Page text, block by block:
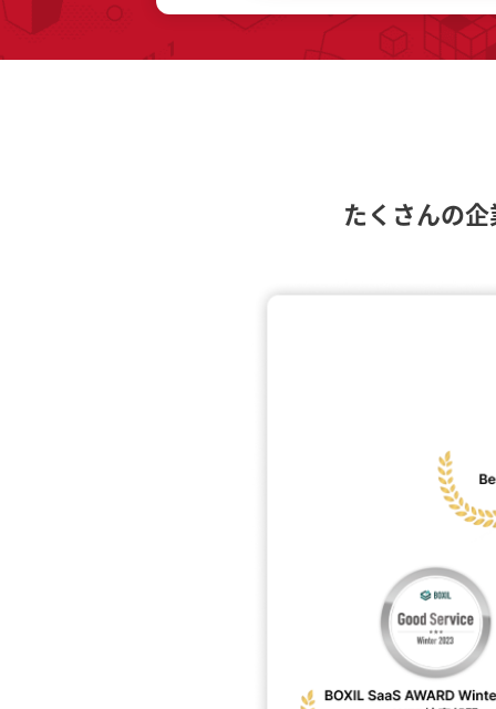
たくさんの